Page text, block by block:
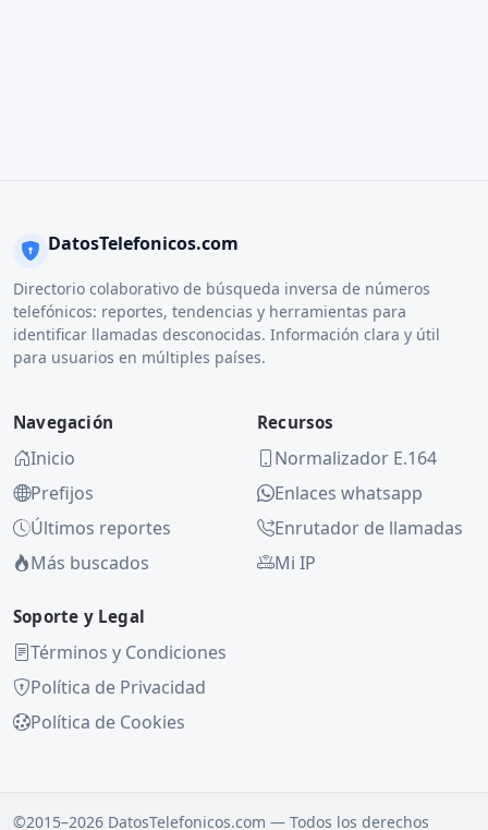
DatosTelefonicos.com
Directorio colaborativo de búsqueda inversa de números
telefónicos: reportes, tendencias y herramientas para
identificar llamadas desconocidas. Información clara y útil
para usuarios en múltiples países.
Navegación
Inicio
Prefijos
Últimos reportes
Más buscados
Recursos
Normalizador E.164
Enlaces whatsapp
Enrutador de llamadas
Mi IP
Soporte y Legal
Términos y Condiciones
Política de Privacidad
Política de Cookies
©2015–2026 DatosTelefonicos.com — Todos los derechos